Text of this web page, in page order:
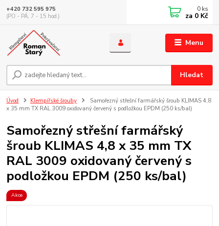
Menu
Hledat
+420 732 595 975
(PO - PÁ, 7 - 15 hod.)
0 ks
za 0 Kč
Úvod Klempířské šrouby
Samořezný střešní farmářský šroub KLIMAS 4,8
x 35 mm TX RAL 3009 oxidovaný červený s podložkou EPDM (250 ks/bal)
Samořezný střešní farmářský
šroub KLIMAS 4,8 x 35 mm TX
RAL 3009 oxidovaný červený s
podložkou EPDM (250 ks/bal)
Akce